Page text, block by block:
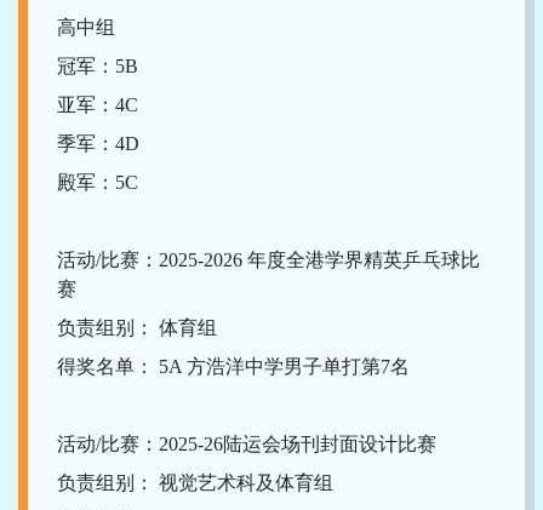
高中组
冠军：5B
亚军：4C
季军：4D
殿军：5C
活动/比赛：2025-2026 年度全港学界精英乒乓球比
赛
负责组别： 体育组
得奖名单： 5A 方浩洋中学男子单打第7名
活动/比赛：2025-26陆运会场刊封面设计比赛
负责组别： 视觉艺术科及体育组